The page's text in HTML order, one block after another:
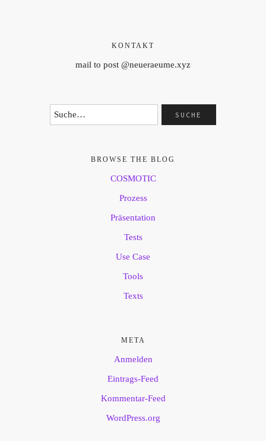
KONTAKT
mail to post @neueraeume.xyz
BROWSE THE BLOG
COSMOTIC
Prozess
Präsentation
Tests
Use Case
Tools
Texts
META
Anmelden
Eintrags-Feed
Kommentar-Feed
WordPress.org